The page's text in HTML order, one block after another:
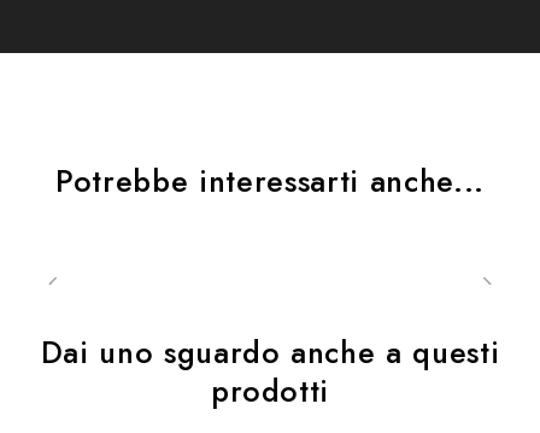
Potrebbe interessarti anche...
Dai uno sguardo anche a questi
prodotti